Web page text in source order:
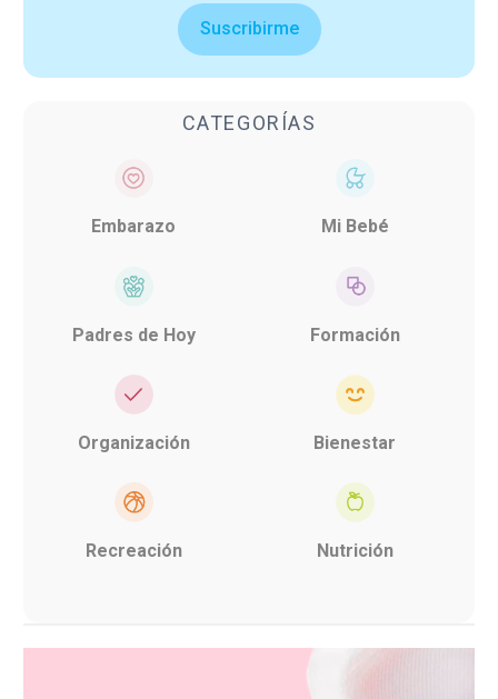
Suscribirme
CATEGORÍAS
Embarazo Mi Bebé
Padres de Hoy Formación
Organización Bienestar
Recreación Nutrición